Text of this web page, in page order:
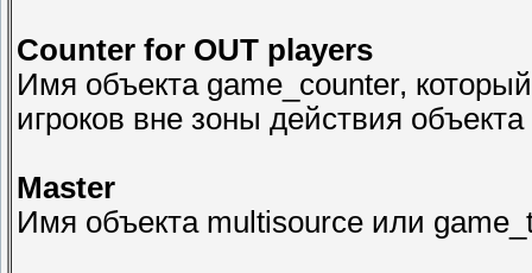
Counter for OUT players
Имя объекта game_counter,
игроков вне зоны действия
Master
Имя объекта multisource или